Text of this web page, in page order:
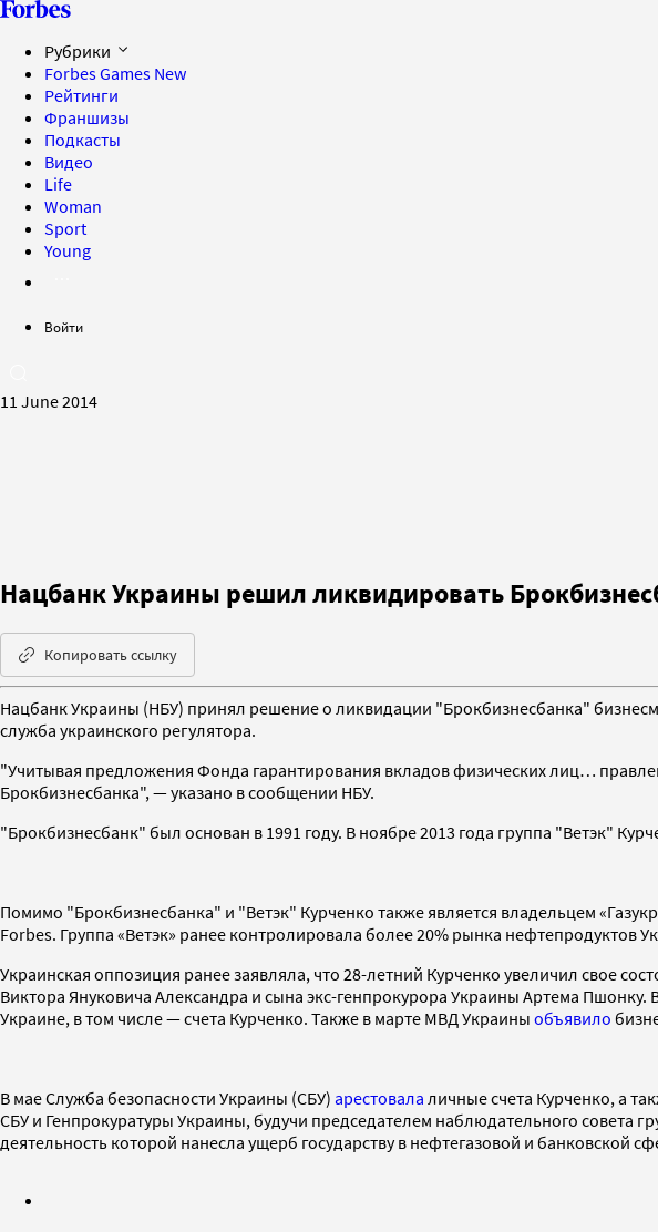
Рубрики
Forbes Games New
Рейтинги
Франшизы
Подкасты
Видео
Life
Woman
Sport
Young
Войти
11 June 2014
Нацбанк Украины решил ликвидировать
Копировать ссылку
Нацбанк Украины (НБУ) принял решение о ликвидации "Брокбизнесбанка"
служба украинского регулятора.
"Учитывая предложения Фонда гарантирования вкладов физических лиц…
Брокбизнесбанка", — указано в сообщении НБУ.
"Брокбизнесбанк" был основан в 1991 году. В ноябре 2013 года группа "Ветэк"
Помимо "Брокбизнесбанка" и "Ветэк" Курченко также является владельцем
Forbes. Группа «Ветэк» ранее контролировала более 20% рынка
Украинская оппозиция ранее заявляла, что 28-летний Курченко увеличил свое
Виктора Януковича Александра и сына экс-генпрокурора Украины Артема Пшонку.
Украине, в том числе — счета Курченко. Также в марте МВД Украины объявило
В мае Служба безопасности Украины (СБУ) арестовала личные счета Курченко, а
СБУ и Генпрокуратуры Украины, будучи председателем наблюдательного совета
деятельность которой нанесла ущерб государству в нефтегазовой и банковской